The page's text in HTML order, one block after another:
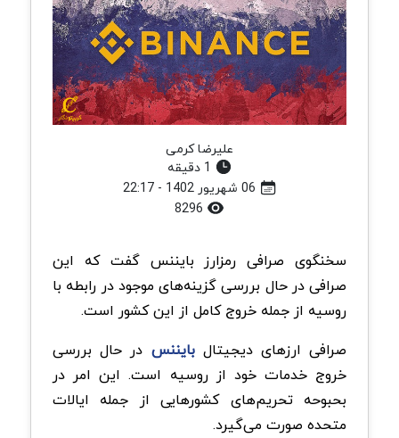
علیرضا کرمی
سخنگوی صرافی رمزارز بایننس گفت که این
صرافی در حال بررسی گزینه‌های موجود در رابطه با
روسیه از جمله خروج کامل از این کشور است.
صرافی ارزهای دیجیتالبایننس در حال بررسی
خروج خدمات خود از روسیه است. این امر در
بحبوحه تحریم‌های کشورهایی از جمله ایالات
متحده صورت می‌گیرد.